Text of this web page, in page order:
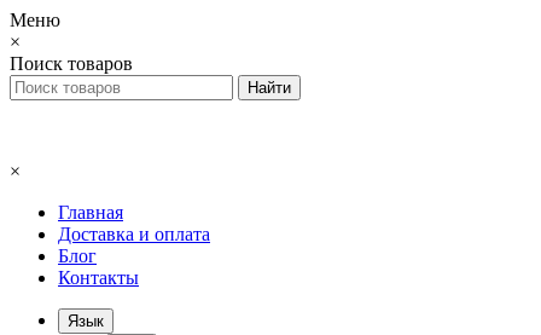
Меню
×
Поиск товаров
×
Главная
Доставка и оплата
Блог
Контакты
Язык